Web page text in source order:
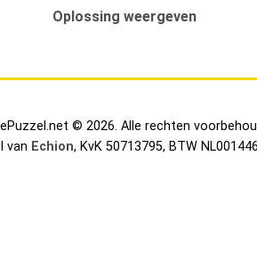
Oplossing weergeven
© 2026. Alle rechten
van Echion, KvK 50713795, BTW